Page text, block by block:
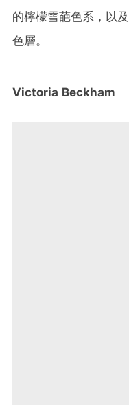
的檸檬雪葩色系，以及
色層。
Victoria Beckham